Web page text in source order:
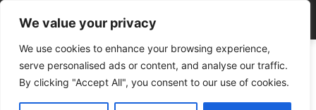
We value your privacy
We use cookies to enhance your browsing experience,
serve personalised ads or content, and analyse our traffic.
By clicking "Accept All", you consent to our use of cookies.
Home ΕΠΙΚΑΙΡΟΤΗΤΑ
Μπαίνουν λεφτά στους λογαριασμούς
χιλιάδων εργαζομένων: Δείτε πότε πληρώνονται οι απολαβές άδειας